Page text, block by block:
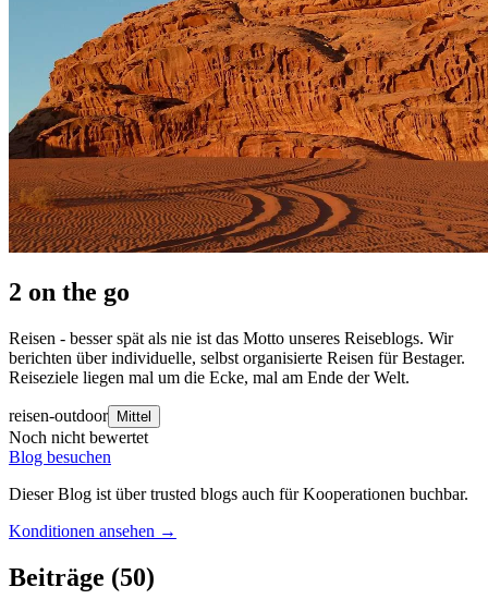
2 on the go
Reisen - besser spät als nie ist das Motto unseres Reiseblogs. Wir
berichten über individuelle, selbst organisierte Reisen für Bestager.
Reiseziele liegen mal um die Ecke, mal am Ende der Welt.
reisen-outdoor Mittel
Noch nicht bewertet
Blog besuchen
Dieser Blog ist über trusted blogs auch für Kooperationen buchbar.
Konditionen ansehen →
Beiträge (50)